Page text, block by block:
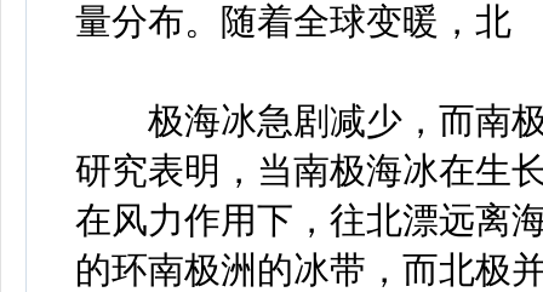
量分布。随着全球变暖，北
极海冰急剧减少，而南极
研究表明，当南极海冰在生
在风力作用下，往北漂远离
的环南极洲的冰带，而北极